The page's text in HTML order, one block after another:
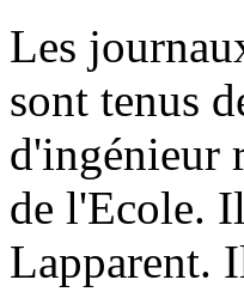
Les
sont tenus
d'ingénieur
de l'Ecole.
Lapparent.